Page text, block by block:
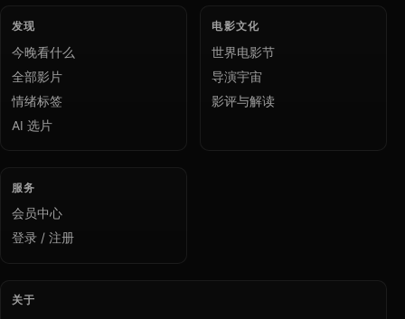
发现
今晚看什么
全部影片
情绪标签
AI 选片
电影文化
世界电影节
导演宇宙
影评与解读
服务
会员中心
登录 / 注册
关于